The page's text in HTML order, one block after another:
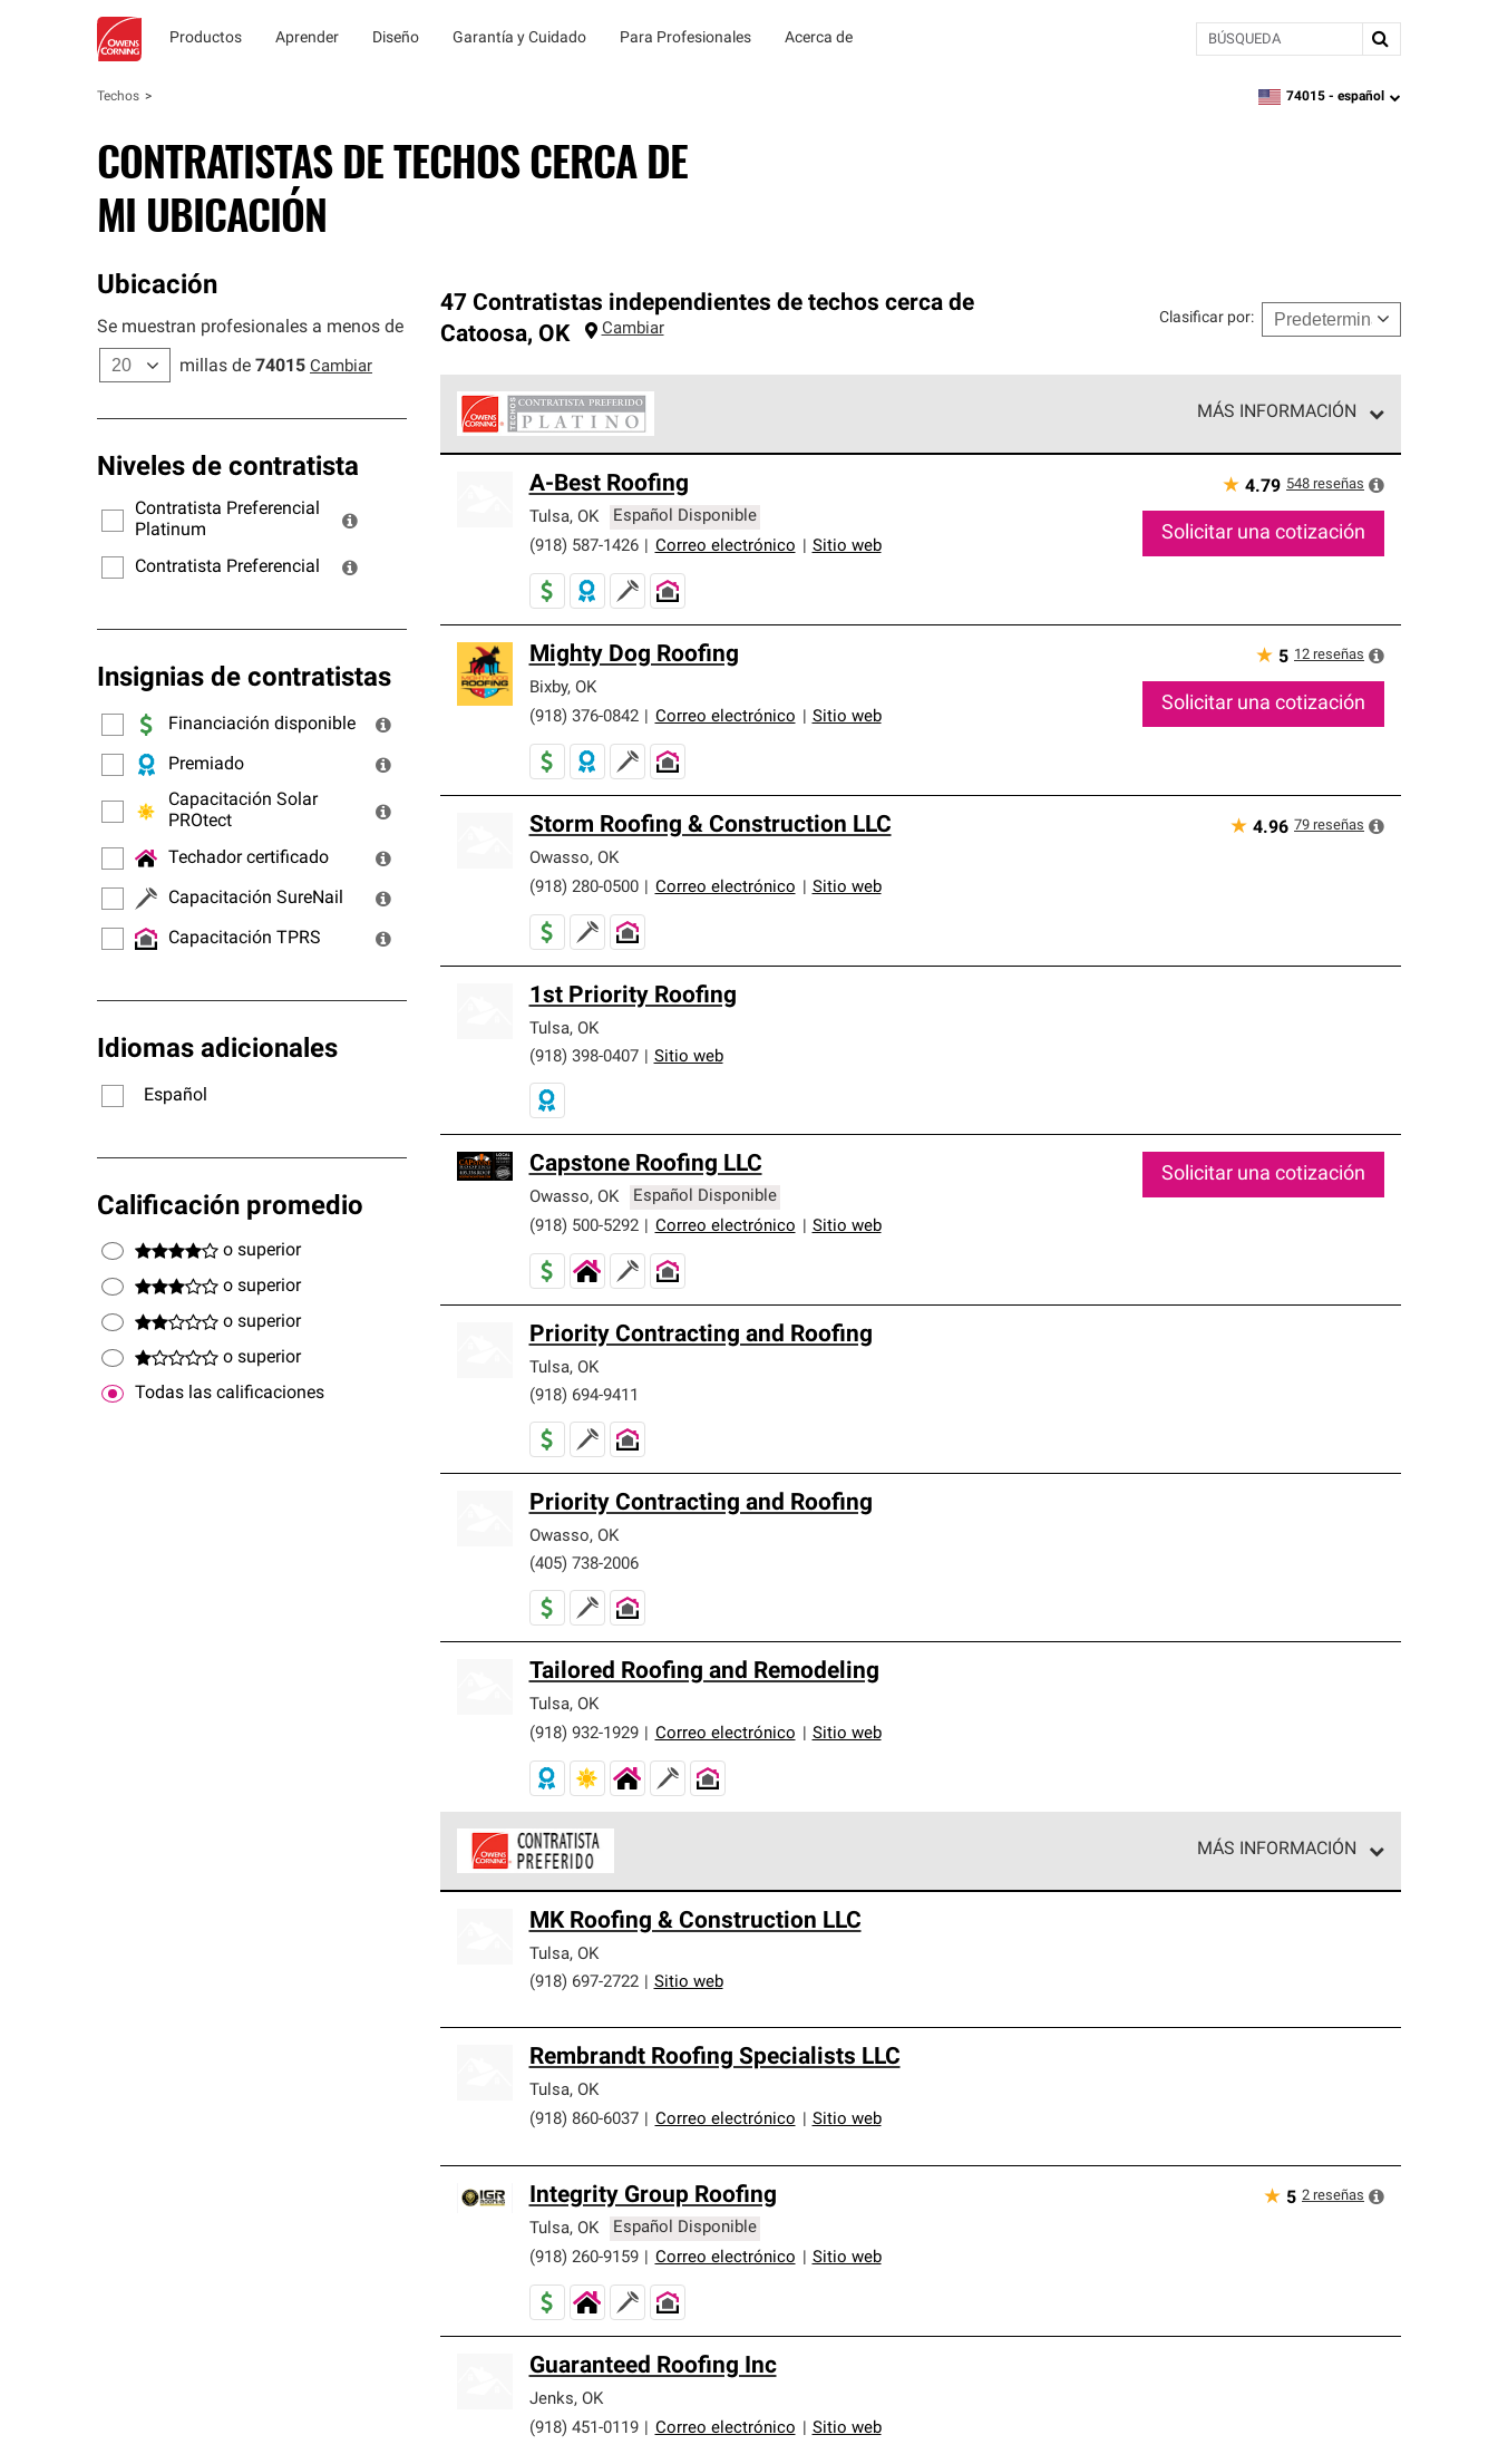
Productos Aprender Diseño Garantía y Cuidado Para Profesionales Acerca de BÚSQUEDA
Techos zipcode,language
74015 - español
CONTRATISTAS DE TECHOS CERCA DE
MI UBICACIÓN
Ubicación
Se muestran profesionales a menos de
millas de 74015 Cambiar
Niveles de contratista
Contratista Preferencial
Platinum
Contratista Preferencial
Insignias de contratistas
Financiación disponible
Premiado
Capacitación Solar
PROtect
Techador certificado
Capacitación SureNail
Capacitación TPRS
Idiomas adicionales
Español
Calificación promedio
o superior
o superior
o superior
o superior
Todas las calificaciones
47 Contratistas independientes de techos cerca de
Catoosa, OK Cambiar
Clasificar por:
MÁS INFORMACIÓN
cumplen con estándares estrictos de profesionalismo, confiabilidad y destreza incomparable. Solo ellos pueden
ofrecer nuestra mejor garantía de sistemas de techos.
A-Best Roofing
Tulsa, OK
Español Disponible
(918) 587-1426
Correo electrónico Sitio web
★ 4.79 548 reseñas
Solicitar una cotización
Mighty Dog Roofing
Bixby, OK
(918) 376-0842
Correo electrónico Sitio web
★ 5 12 reseñas
Solicitar una cotización
Storm Roofing & Construction LLC
Owasso, OK
(918) 280-0500
Correo electrónico Sitio web
★ 4.96 79 reseñas
1st Priority Roofing
Tulsa, OK
(918) 398-0407
Sitio web
Capstone Roofing LLC
Owasso, OK
Español Disponible
(918) 500-5292
Correo electrónico Sitio web
Solicitar una cotización
Priority Contracting and Roofing
Tulsa, OK
(918) 694-9411
Priority Contracting and Roofing
Owasso, OK
(405) 738-2006
Tailored Roofing and Remodeling
Tulsa, OK
(918) 932-1929
Correo electrónico Sitio web
MÁS INFORMACIÓN
cumplen con altos estándares y requisitos estrictos de profesionalismo y confiabilidad.
MK Roofing & Construction LLC
Tulsa, OK
(918) 697-2722
Sitio web
Rembrandt Roofing Specialists LLC
Tulsa, OK
(918) 860-6037
Correo electrónico Sitio web
Integrity Group Roofing
Tulsa, OK
Español Disponible
(918) 260-9159
Correo electrónico Sitio web
★ 5 2 reseñas
Guaranteed Roofing Inc
Jenks, OK
(918) 451-0119
Correo electrónico Sitio web